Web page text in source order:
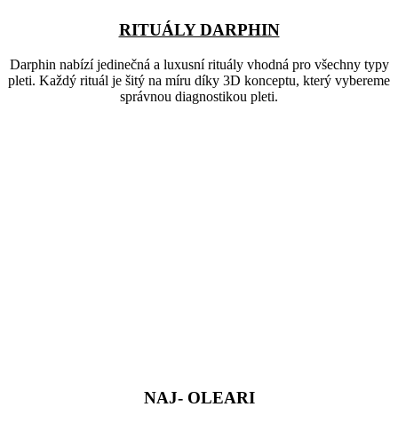
RITUÁLY DARPHIN
Darphin nabízí jedinečná a luxusní rituály vhodná pro všechny typy
pleti. Každý rituál je šitý na míru díky 3D konceptu, který vybereme
správnou diagnostikou pleti.
NAJ- OLEARI